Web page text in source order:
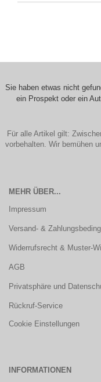
Sie haben etwas nicht
ein Prospekt oder ein
Für alle Artikel gilt:
vorbehalten. Wir bemühen
MEHR ÜBER...
Impressum
Versand- &
Widerrufsrecht & Muster-
AGB
Privatsphäre und
Rückruf-Service
Cookie Einstellungen
INFORMATIONEN